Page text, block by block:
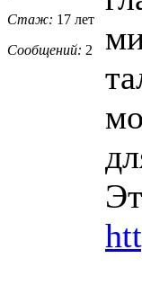
Стаж: 17 лет
Сообщений: 2